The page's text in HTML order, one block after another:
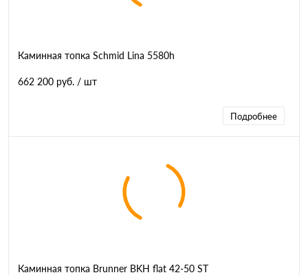
Каминная топка Schmid Lina 5580h
662 200 руб. / шт
Подробнее
Каминная топка Brunner BKH flat 42-50 ST